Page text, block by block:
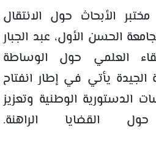
الأبحاث حول الانتقال
الحسن الأول، عبد الجبار
العلمي حول الوساطة
الجيدة يأتي في إطار انفتاح
الدستورية الوطنية وتعزيز
القضايا الراهنة.